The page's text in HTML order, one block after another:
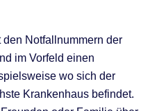
Notfallnummern der
im Vorfeld einen
wo sich der
Krankenhaus befindet.